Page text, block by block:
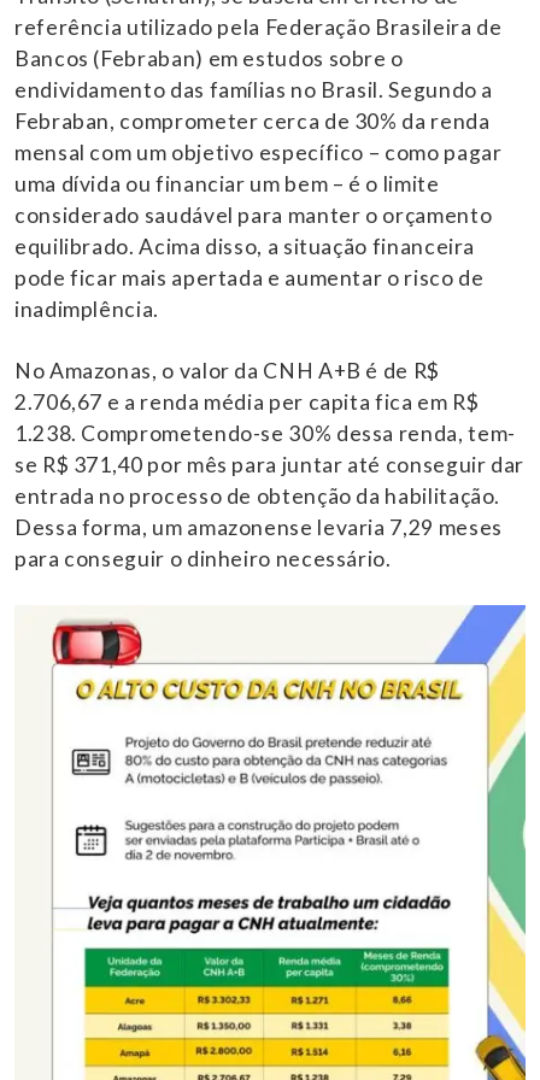
referência utilizado pela Federação Brasileira de
Bancos (Febraban) em estudos sobre o
endividamento das famílias no Brasil. Segundo a
Febraban, comprometer cerca de 30% da renda
mensal com um objetivo específico – como pagar
uma dívida ou financiar um bem – é o limite
considerado saudável para manter o orçamento
equilibrado. Acima disso, a situação financeira
pode ficar mais apertada e aumentar o risco de
inadimplência.
No Amazonas, o valor da CNH A+B é de R$
2.706,67 e a renda média per capita fica em R$
1.238. Comprometendo-se 30% dessa renda, tem-
se R$ 371,40 por mês para juntar até conseguir dar
entrada no processo de obtenção da habilitação.
Dessa forma, um amazonense levaria 7,29 meses
para conseguir o dinheiro necessário.